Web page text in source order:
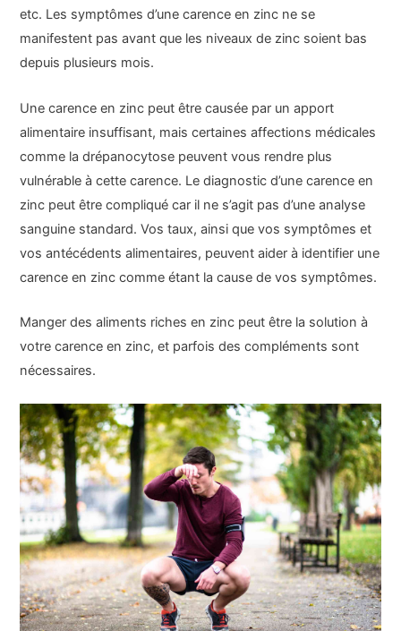
etc. Les symptômes d’une carence en zinc ne se
manifestent pas avant que les niveaux de zinc soient bas
depuis plusieurs mois.
Une carence en zinc peut être causée par un apport
alimentaire insuffisant, mais certaines affections médicales
comme la drépanocytose peuvent vous rendre plus
vulnérable à cette carence. Le diagnostic d’une carence en
zinc peut être compliqué car il ne s’agit pas d’une analyse
sanguine standard. Vos taux, ainsi que vos symptômes et
vos antécédents alimentaires, peuvent aider à identifier une
carence en zinc comme étant la cause de vos symptômes.
Manger des aliments riches en zinc peut être la solution à
votre carence en zinc, et parfois des compléments sont
nécessaires.